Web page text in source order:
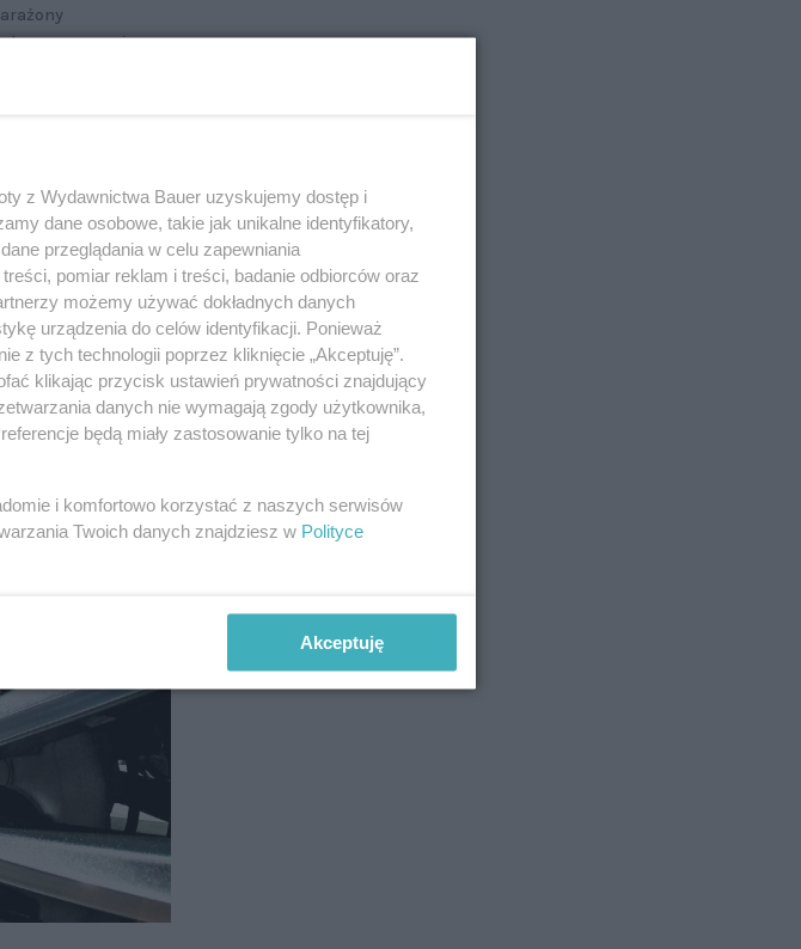
posypywania
się na nim rysy
korozji.
twardego wosku.
pojazd. Wersja
którą
gwarantują
z Wydawnictwa Bauer uzyskujemy dostęp i
dane osobowe, takie jak unikalne identyfikatory,
przeglądania w celu zapewniania
pomiar reklam i treści, badanie odbiorców oraz
możemy używać dokładnych danych
urządzenia do celów identyfikacji. Ponieważ
z tych technologii poprzez kliknięcie „Akceptuję”.
klikając przycisk ustawień prywatności znajdujący
danych nie wymagają zgody użytkownika,
będą miały zastosowanie tylko na tej
i komfortowo korzystać z naszych serwisów
Twoich danych znajdziesz w Polityce
Akceptuję